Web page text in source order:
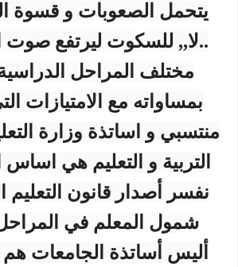
يتحمل الصعوبات و قسوة
..لا,, للسكوت ليرتفع صوت
مختلف المراحل
بمساواته مع الامتيازات
منتسبي و اساتذة وزارة
التربية و التعليم هي اساس
نفسر أصدار قانون التعليم
شمول المعلم في
أليس أساتذة الجامعات